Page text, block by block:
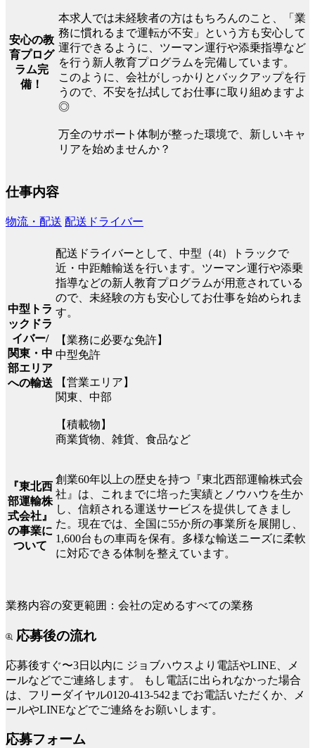
安心の教
育プログ
ラム完
備！
本求人では未経験者の方はもちろんのこと、「業
務に慣れるまで運転が不安」という方も安心して
運行できるように、ツーマン運行や添乗指導など
を行う新人教育プログラムを完備しています。
このように、会社がしっかりとバックアップを行
うので、不安を払拭してお仕事に取り組めますよ
◎
万全のサポート体制が整った環境で、新しいキャ
リアを始めませんか？
仕事内容
物流・配送 配送ドライバー
中型トラ
ックドラ
イバー/
関東・中
部エリア
への輸送
配送ドライバーとして、中型（4t）トラックで
近・中距離輸送を行います。ツーマン運行や添乗
指導などの新人教育プログラムが用意されている
ので、未経験の方も安心してお仕事を始められま
す。
【業務に必要な免許】
中型免許
【営業エリア】
関東、中部
【積載物】
商業貨物、雑貨、食品など
『東北西
部運輸株
式会社』
の事業に
ついて
創業60年以上の歴史を持つ『東北西部運輸株式会
社』は、これまでに培った実績とノウハウを生か
し、信頼される運送サービスを提供してきまし
た。現在では、全国に55か所の事業所を展開し、
1,600台もの車両を保有。多様な輸送ニーズに柔軟
に対応できる体制を整えています。
業務内容の変更範囲：会社の定めるすべての業務
応募後の流れ
応募後すぐ〜3日以内に ジョブハウスより電話やLINE、メ
ールなどでご連絡します。
もし電話に出られなかった場合
は、フリーダイヤル0120-413-542までお電話いただくか、メ
ールやLINEなどでご連絡をお願いします。
応募フォーム